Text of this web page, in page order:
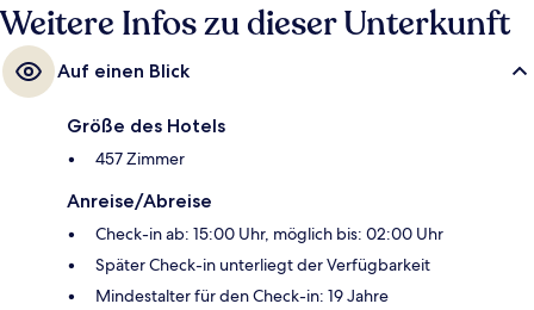
Weitere Infos zu dieser Unterkunft
Auf einen Blick
Größe des Hotels
457 Zimmer
Anreise/Abreise
Check-in ab: 15:00 Uhr, möglich bis: 02:00 Uhr
Später Check-in unterliegt der Verfügbarkeit
Mindestalter für den Check-in: 19 Jahre